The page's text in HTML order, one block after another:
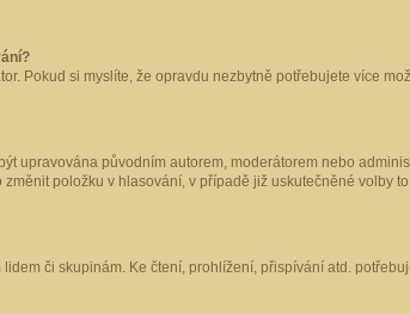
Pokud si myslíte, že opravdu nezbytně potřebujete více
upravována původním autorem, moderátorem nebo
položku v hlasování, v případě již uskutečněné
či skupinám. Ke čtení, prohlížení, přispívání atd.